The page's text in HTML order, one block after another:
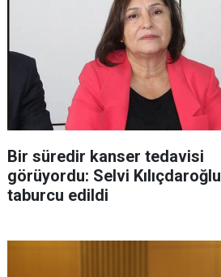
Bir süredir kanser tedavisi
görüyordu: Selvi Kılıçdaroğlu
taburcu edildi